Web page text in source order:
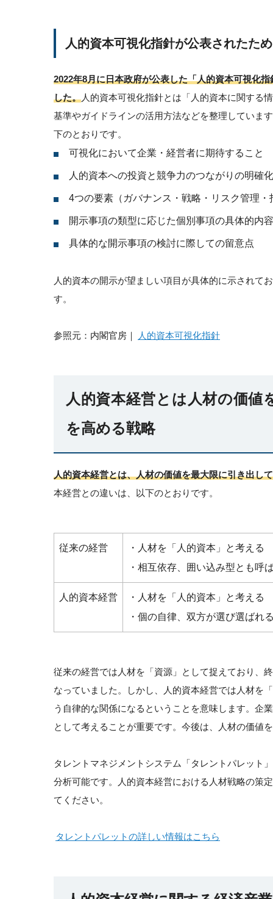
人的資本可視化指針が公表されたため
2022年8月に日本政府が公表した「人的資本可視化
した。人的資本可視化指針とは「人的資本に関する
基準やガイドラインの活用方法などを整理していま
下のとおりです。
可視化において企業・経営者に期待すること
人的資本への投資と競争力のつながりの明確化
4つの要素（ガバナンス・戦略・リスク管理
開示事項の類型に応じた個別事項の具体的内
具体的な開示事項の検討に際しての留意点
人的資本の開示が望ましい項目が具体的に示されて
す。
参照元：内閣官房｜ 人的資本可視化指針
人的資本経営とは人材の価値
を高める戦略
人的資本経営とは、人材の価値を最大限に引き出し
本経営との違いは、以下のとおりです。
従来の経営
・人材を「人的資本」と考える
・相互依存、囲い込み型とも呼
人的資本経営
・人材を「人的資本」と考える
・個の自律、双方が選び選ばれ
従来の経営では人材を「資源」として捉えており、
なっていました。しかし、人的資本経営では人材を
う自律的な関係になるということを意味します。企
として考えることが重要です。今後は、人材の価値
タレントマネジメントシステム「タレントパレット
分析可能です。人的資本経営における人材戦略の策
てください。
タレントパレットの詳しい情報はこちら